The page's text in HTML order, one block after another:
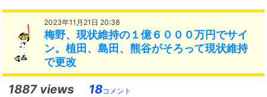
2023年11月21日 20:38
梅野、現状維持の１億６０００万円でサイ
ン。植田、島田、熊谷がそろって現状維持
で更改
1887 views 18コメント